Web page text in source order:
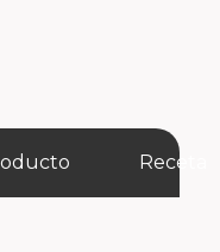
Receta